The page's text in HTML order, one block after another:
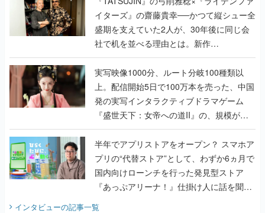
イターズ』の齋藤貴幸──かつて縦シュー全
盛期を支えていた2人が、30年後に同じ会
社で机を並べる理由とは。新作
『TATSUJIN EXTREME』で初タッグを組
んだレジェンド2人に訊く開発秘話
実写映像1000分、ルート分岐100種類以
上。配信開始5日で100万本を売った、中国
発の実写インタラクティブドラマゲーム
『盛世天下：女帝への道II』の、規模が違
うこだわりをプロデューサーに聞いた
半年でアプリストアをオープン？ スマホア
プリの“代替ストア”として、わずか6ヵ月で
国内向けローンチを行った発見型ストア
『あっぷアリーナ！』仕掛け人に話を聞い
インタビューの記事一覧